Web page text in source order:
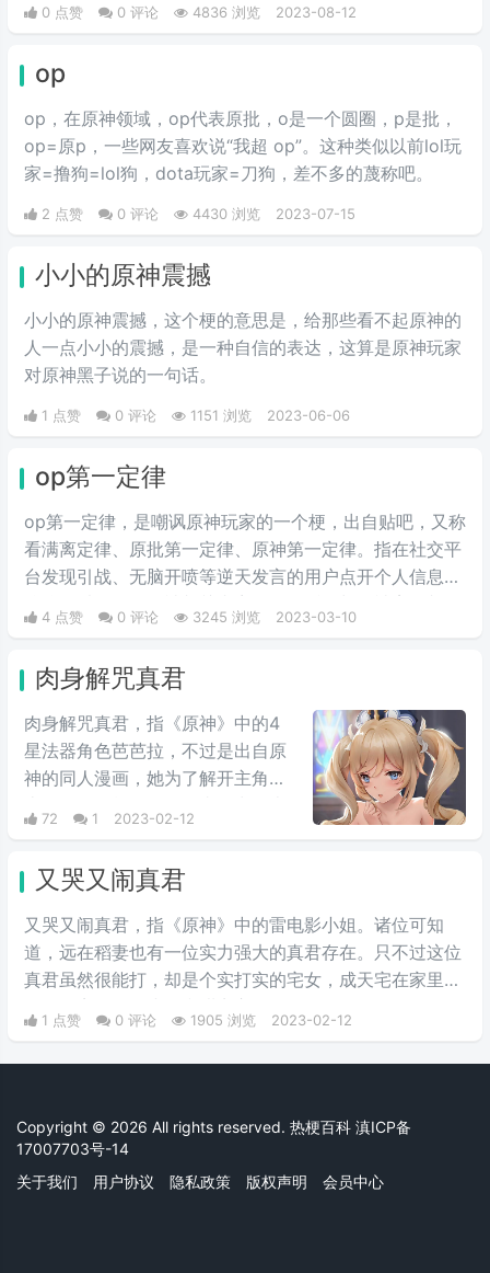
0 点赞 0 评论 4836 浏览 2023-08-12
op
op，在原神领域，op代表原批，o是一个圆圈，p是批，
op=原p，一些网友喜欢说“我超 op”。这种类似以前lol玩
家=撸狗=lol狗，dota玩家=刀狗，差不多的蔑称吧。
2 点赞 0 评论 4430 浏览 2023-07-15
小小的原神震撼
小小的原神震撼，这个梗的意思是，给那些看不起原神的
人一点小小的震撼，是一种自信的表达，这算是原神玩家
对原神黑子说的一句话。
1 点赞 0 评论 1151 浏览 2023-06-06
op第一定律
op第一定律，是嘲讽原神玩家的一个梗，出自贴吧，又称
看满离定律、原批第一定律、原神第一定律。指在社交平
台发现引战、无脑开喷等逆天发言的用户点开个人信息后
往往可以发现有原神相关内容，即使话题与原神毫不相
干。
4 点赞 0 评论 3245 浏览 2023-03-10
肉身解咒真君
肉身解咒真君，指《原神》中的4
星法器角色芭芭拉，不过是出自原
神的同人漫画，她为了解开主角身
子画师长弓燧龙的芭芭拉本子，原
72 1 2023-02-12
又哭又闹真君
又哭又闹真君，指《原神》中的雷电影小姐。诸位可知
道，远在稻妻也有一位实力强大的真君存在。只不过这位
真君虽然很能打，却是个实打实的宅女，成天宅在家里不
说，还离不开轻小说和甜点心。
1 点赞 0 评论 1905 浏览 2023-02-12
Copyright © 2026 All rights reserved. 热梗百科 滇ICP备
17007703号-14
关于我们
用户协议 隐私政策 版权声明 会员中心